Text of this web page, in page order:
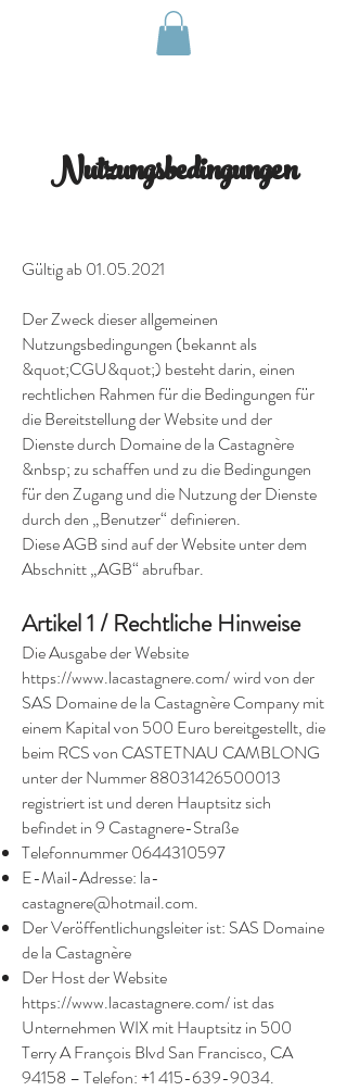
Nutzungsbedingungen
Gültig ab 01.05.2021
Der Zweck dieser allgemeinen
Nutzungsbedingungen (bekannt als
&quot;CGU&quot;) besteht darin, einen
rechtlichen Rahmen für die Bedingungen für
die Bereitstellung der Website und der
Dienste durch Domaine de la Castagnère
&nbsp; zu schaffen und zu die Bedingungen
für den Zugang und die Nutzung der Dienste
durch den „Benutzer“ definieren.
Diese AGB sind auf der Website unter dem
Abschnitt „AGB“ abrufbar.
Artikel 1 / Rechtliche Hinweise
Die Ausgabe der Website
https://www.lacastagnere.com/wird von der
SAS Domaine de la Castagnère Company mit
einem Kapital von 500 Euro bereitgestellt, die
beim RCS von CASTETNAU CAMBLONG
unter der Nummer88031426500013
registriert ist und deren Hauptsitz sich
befindet in 9 Castagnere-Straße
Telefonnummer0644310597
E-Mail-Adresse: la-
castagnere@hotmail.com.
Der Veröffentlichungsleiter ist: SAS Domaine
de la Castagnère
Der Host der Website
https://www.lacastagnere.com/ist das
Unternehmen WIX mit Hauptsitz in 500
Terry A François Blvd San Francisco, CA
94158 – Telefon:+1 415-639-9034.